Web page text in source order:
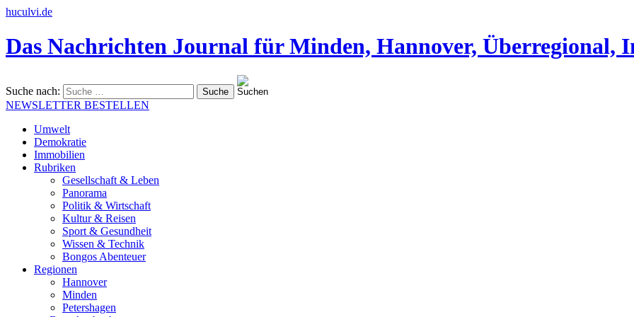
huculvi.de
Das Nachrichten Journal für Minden, Hannover, Überregional,
Suche nach:
NEWSLETTER BESTELLEN
Umwelt
Demokratie
Immobilien
Rubriken
Gesellschaft & Leben
Panorama
Politik & Wirtschaft
Kultur & Reisen
Sport & Gesundheit
Wissen & Technik
Bongos Abenteuer
Regionen
Hannover
Minden
Petershagen